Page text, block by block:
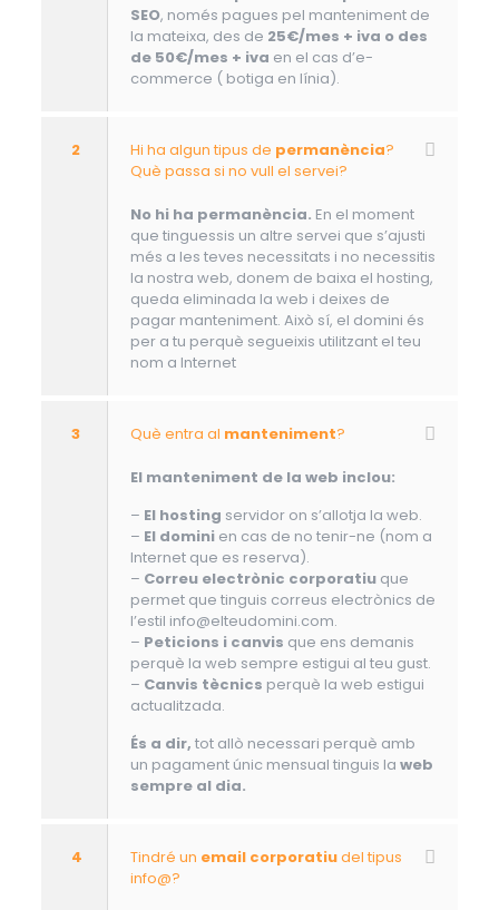
SEO, només pagues pel manteniment de
la mateixa, des de 25€/mes + iva o des
de 50€/mes + iva en el cas d’e-
commerce ( botiga en línia).
2 Hi ha algun tipus de permanència?
Què passa si no vull el servei?
No hi ha permanència. En el moment
que tinguessis un altre servei que s’ajusti
més a les teves necessitats i no necessitis
la nostra web, donem de baixa el hosting,
queda eliminada la web i deixes de
pagar manteniment. Això sí, el domini és
per a tu perquè segueixis utilitzant el teu
nom a Internet
3 Què entra al manteniment?
El manteniment de la web inclou:
– El hosting servidor on s’allotja la web.
– El dominien cas de no tenir-ne (nom a
Internet que es reserva).
– Correu electrònic corporatiuque
permet que tinguis correus electrònics de
l’estil info@elteudomini.com.
– Peticions i canvis que ens demanis
perquè la web sempre estigui al teu gust.
– Canvis tècnics perquè la web estigui
actualitzada.
És a dir, tot allò necessari perquè amb
un pagament únic mensual tinguis la web
sempre al dia.
4 Tindré un email corporatiudel tipus
info@?